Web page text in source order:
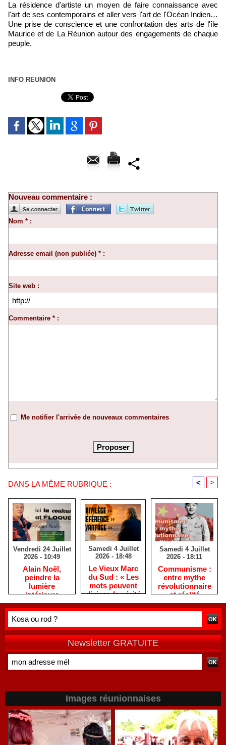
La résidence d'artiste un moyen de faire connaissance avec
l'art de ses contemporains et aller vers l'art de l'Océan Indien…
Une prise de conscience et une confrontation des arts de l'île
Maurice et de La Réunion autour des engagements de chaque
peuple.
INFO REUNION
Nouveau commentaire :
Nom * :
Adresse email (non publiée) * :
Site web :
Commentaire * :
Me notifier l'arrivée de nouveaux commentaires
DANS LA MÊME RUBRIQUE : < >
Vendredi 24 Juillet
2026 - 10:49
​Alain Noël,
peindre la
lumière
intérieure
Samedi 4 Juillet
2026 - 18:48
​Le Vieux Marc
du Sud : « Les
mots peuvent
diviser, la vérité
rassemble »
Samedi 4 Juillet
2026 - 18:11
​Communisme :
entre mythe
révolutionnaire
et réalité
historique
Newsletter GRATUITE
Images réunionnaises